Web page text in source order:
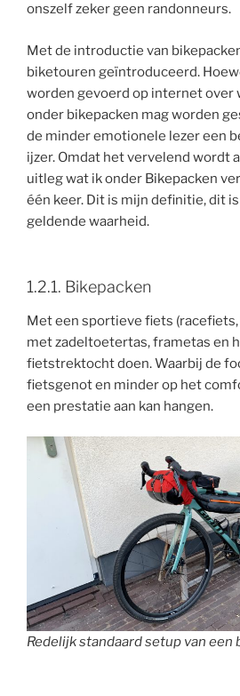
onszelf zeker geen randonneurs.
Met de introductie van
biketouren geïntroduceerd.
worden gevoerd op internet over
onder bikepacken mag worden
de minder emotionele lezer een
ijzer. Omdat het vervelend wordt
uitleg wat ik onder Bikepacken
één keer. Dit is mijn definitie, dit
geldende waarheid.
1.2.1. Bikepacken
Met een sportieve fiets (racefiets,
met zadeltoetertas, frametas en
fietstrektocht doen. Waarbij de
fietsgenot en minder op het
een prestatie aan kan hangen.
Redelijk standaard setup van een